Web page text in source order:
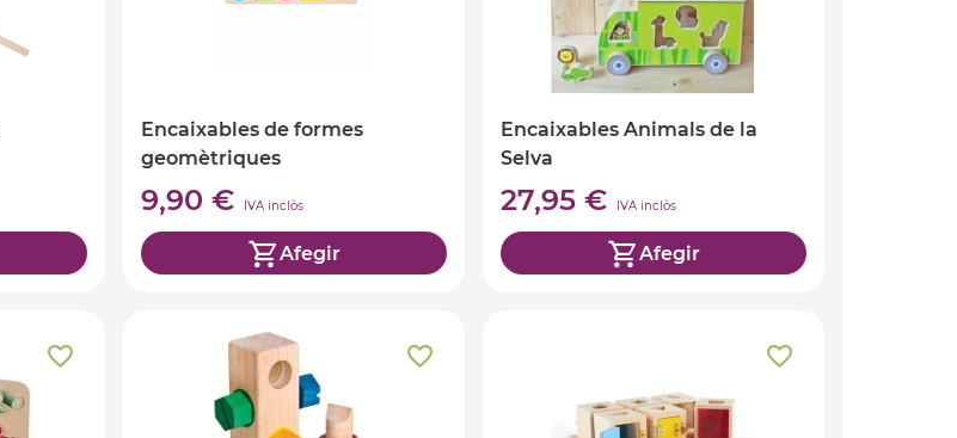
Encaixables de formes
geomètriques
9,90 € IVA inclòs
Afegir
Encaixables Animals de la
Selva
27,95 € IVA inclòs
Afegir